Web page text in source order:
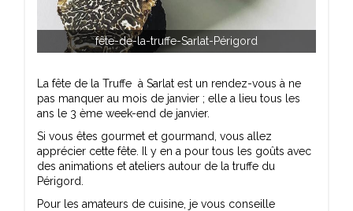
fête-de-la-truffe-Sarlat-Périgord
La fête de la Truffe à Sarlat est un rendez-vous à ne
pas manquer au mois de janvier ; elle a lieu tous les
ans le 3 ème week-end de janvier.
Si vous êtes gourmet et gourmand, vous allez
apprécier cette fête. Il y en a pour tous les goûts avec
des animations et ateliers autour de la truffe du
Périgord.
Pour les amateurs de cuisine, je vous conseille